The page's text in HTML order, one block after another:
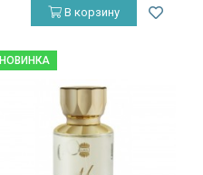
В корзину
НОВИНКА